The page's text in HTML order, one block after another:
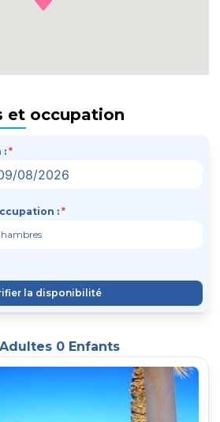
et occupation
: *
: *
la disponibilité
0 Enfants